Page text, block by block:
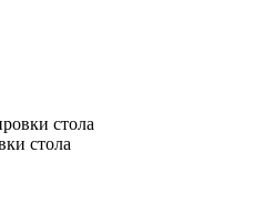
стола
стола